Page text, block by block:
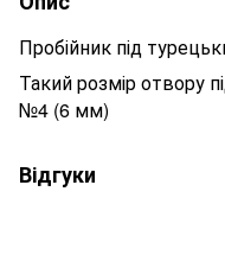
Пробійник під
Такий розмір отвору
№4 (6 мм)
Відгуки